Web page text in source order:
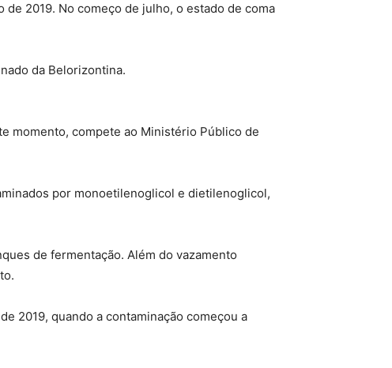
2019. No começo de julho, o estado de coma
da Belorizontina.
momento, compete ao Ministério Público de
por monoetilenoglicol e dietilenoglicol,
de fermentação. Além do vazamento
2019, quando a contaminação começou a